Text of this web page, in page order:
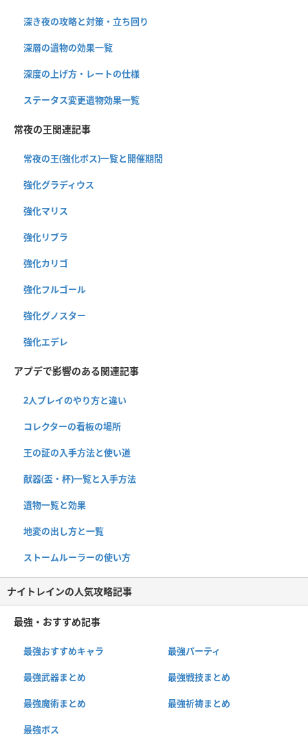
深き夜の攻略と対策・立ち回り
深層の遺物の効果一覧
深度の上げ方・レートの仕様
ステータス変更遺物効果一覧
常夜の王関連記事
常夜の王(強化ボス)一覧と開催期間
強化グラディウス
強化マリス
強化リブラ
強化カリゴ
強化フルゴール
強化グノスター
強化エデレ
アプデで影響のある関連記事
2人プレイのやり方と違い
コレクターの看板の場所
王の証の入手方法と使い道
献器(盃・杯)一覧と入手方法
遺物一覧と効果
地変の出し方と一覧
ストームルーラーの使い方
ナイトレインの人気攻略記事
最強・おすすめ記事
最強おすすめキャラ 最強パーティ
最強武器まとめ 最強戦技まとめ
最強魔術まとめ 最強祈祷まとめ
最強ボス